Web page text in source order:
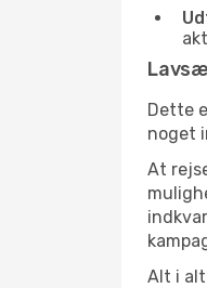
Dette
noget
At
Alt i